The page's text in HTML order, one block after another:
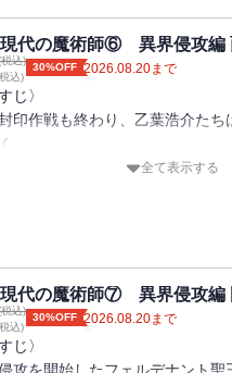
さかの、新山小春の魔術師とし
こした新山小春をめぐって、さ
残留思念の残る洋館、チベットか
そして暗躍を開始した魔族との
ずつ成長を続けていきます。
そのさなかに、小春が古き呪詛に
、第五巻でお会い・・・・・
機械化兵士（エクスマキナ）と
転移門対策と、慟きだすもの
の平和な時間は、一つのニュ
う。
に現れた水晶柱、そこから姿を
の世界へと送り届けるために、
、五巻をご購入いただきありが
放の贄となるべく呪いに倒れた
たちは北海道の各地へと情報を集
代の魔術師⑥ 異界侵攻編
込)
込)
30%OFF 2026.08.20まで
じ〉
印作戦も終わり、乙葉浩介たち
。
魔術師として有名になった彼らに
。この世界は我々のものである
術師たちと騎士との初戦は魔術
の、この一週間後に彼らは軍勢を
全て表示する
代の魔術師⑦ 異界侵攻編
込)
込)
30%OFF 2026.08.20まで
じ〉